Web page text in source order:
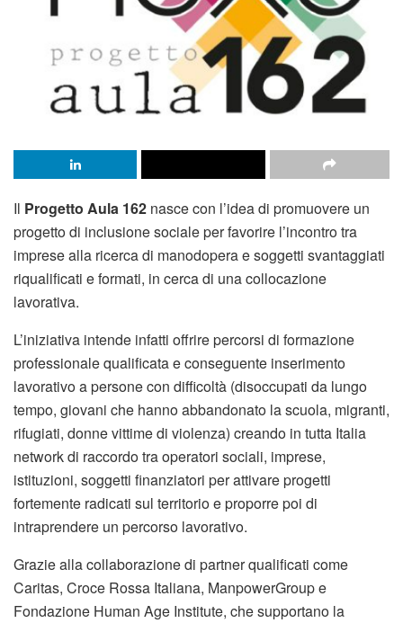
Il Progetto Aula 162 nasce con l’idea di promuovere un
progetto di inclusione sociale per favorire l’incontro tra
imprese alla ricerca di manodopera e soggetti svantaggiati
riqualificati e formati, in cerca di una collocazione
lavorativa.
L’iniziativa intende infatti offrire percorsi di formazione
professionale qualificata e conseguente inserimento
lavorativo a persone con difficoltà (disoccupati da lungo
tempo, giovani che hanno abbandonato la scuola, migranti,
rifugiati, donne vittime di violenza) creando in tutta Italia
network di raccordo tra operatori sociali, imprese,
istituzioni, soggetti finanziatori per attivare progetti
fortemente radicati sul territorio e proporre poi di
intraprendere un percorso lavorativo.
Grazie alla collaborazione di partner qualificati come
Caritas, Croce Rossa Italiana, ManpowerGroup e
Fondazione Human Age Institute, che supportano la